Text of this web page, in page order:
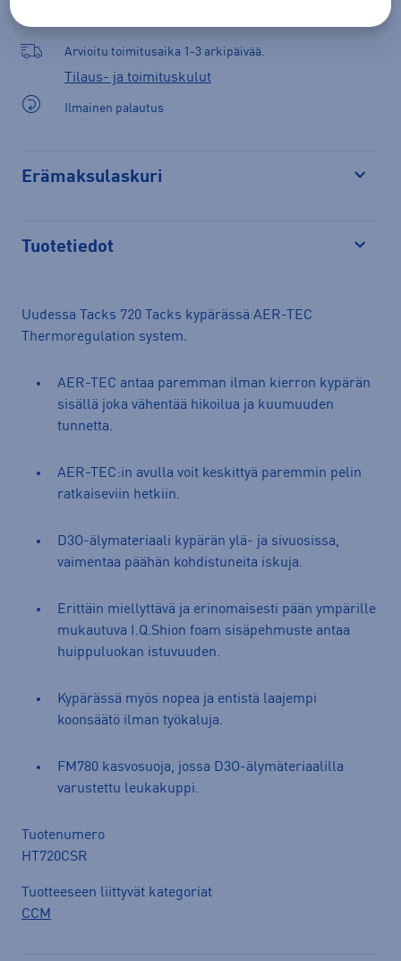
Arvioitu toimitusaika 1-3 arkipäivää.
Tilaus- ja toimituskulut
Ilmainen palautus
Erämaksulaskuri
Tuotetiedot
Uudessa Tacks 720 Tacks kypärässä AER-TEC
Thermoregulation system.
AER-TEC antaa paremman ilman kierron kypärän
sisällä joka vähentää hikoilua ja kuumuuden
tunnetta.
AER-TEC:in avulla voit keskittyä paremmin pelin
ratkaiseviin hetkiin.
D3O-älymateriaali kypärän ylä- ja sivuosissa,
vaimentaa päähän kohdistuneita iskuja.
Erittäin miellyttävä ja erinomaisesti pään ympärille
mukautuva I.Q.Shion foam sisäpehmuste antaa
huippuluokan istuvuuden.
Kypärässä myös nopea ja entistä laajempi
koonsäätö ilman työkaluja.
FM780 kasvosuoja, jossa D3O-älymäteriaalilla
varustettu leukakuppi.
Tuotenumero
HT720CSR
Tuotteeseen liittyvät kategoriat
CCM